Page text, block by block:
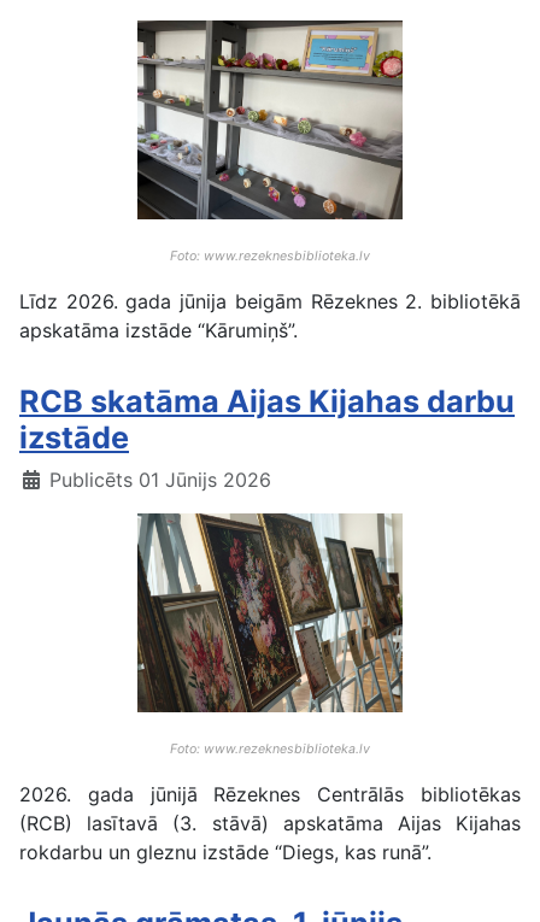
Foto: www.rezeknesbiblioteka.lv
Līdz 2026. gada jūnija beigām Rēzeknes 2. bibliotēkā
apskatāma izstāde “Kārumiņš”.
RCB skatāma Aijas Kijahas darbu
izstāde
Publicēts 01 Jūnijs 2026
Foto: www.rezeknesbiblioteka.lv
2026. gada jūnijā Rēzeknes Centrālās bibliotēkas
(RCB) lasītavā (3. stāvā) apskatāma Aijas Kijahas
rokdarbu un gleznu izstāde “Diegs, kas runā”.